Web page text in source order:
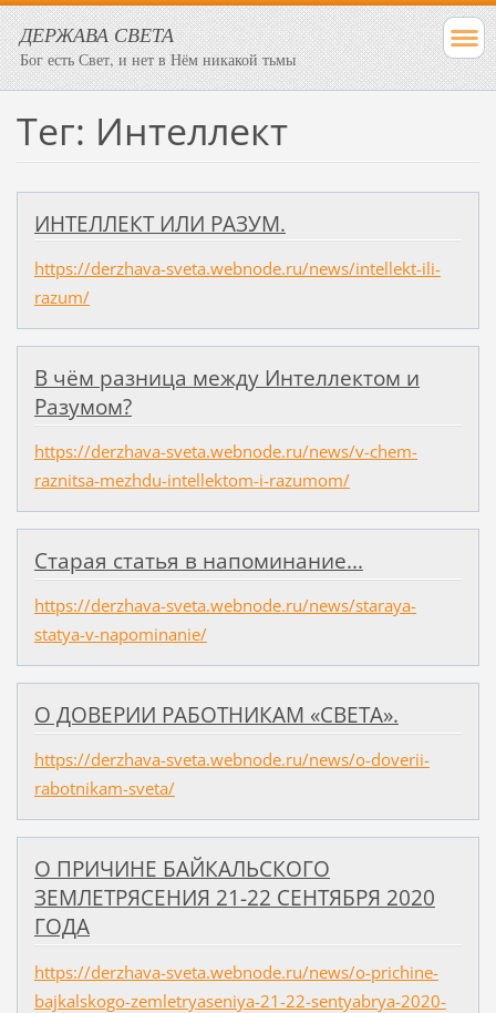
ДЕРЖАВА СВЕТА
Бог есть Свет, и нет в Нём никакой тьмы
Тег: Интеллект
​ИНТЕЛЛЕКТ ИЛИ РАЗУМ.
https://derzhava-sveta.webnode.ru/news/intellekt-ili-
razum/
В чём разница между Интеллектом и
Разумом?
https://derzhava-sveta.webnode.ru/news/v-chem-
raznitsa-mezhdu-intellektom-i-razumom/
Старая статья в напоминание...
https://derzhava-sveta.webnode.ru/news/staraya-
statya-v-napominanie/
О ДОВЕРИИ РАБОТНИКАМ «СВЕТА».
https://derzhava-sveta.webnode.ru/news/o-doverii-
rabotnikam-sveta/
О ПРИЧИНЕ БАЙКАЛЬСКОГО
ЗЕМЛЕТРЯСЕНИЯ 21-22 СЕНТЯБРЯ 2020
ГОДА
https://derzhava-sveta.webnode.ru/news/o-prichine-
bajkalskogo-zemletryaseniya-21-22-sentyabrya-2020-